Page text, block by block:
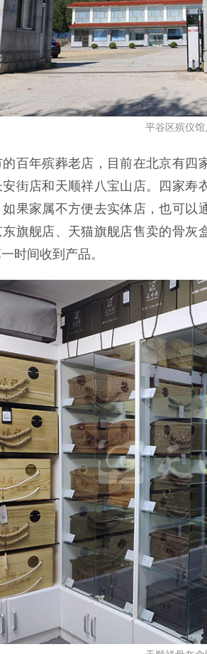
平谷区殡仪馆
百年殡葬老店，目前在北京有四
街店和天顺祥八宝山店。四家
果家属不方便去实体店，也可以
旗舰店、天猫旗舰店售卖的骨灰
时间收到产品。